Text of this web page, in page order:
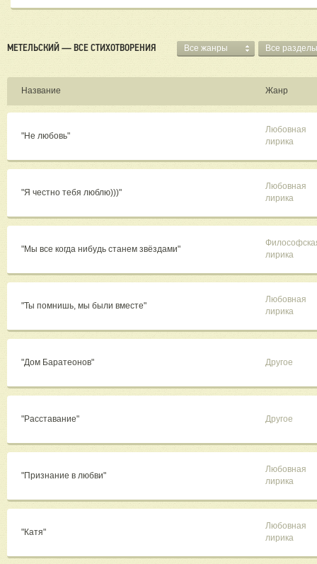
МЕТЕЛЬСКИЙ — ВСЕ СТИХОТВОРЕНИЯ Все жанры Все разделы
Название Жанр
"Не любовь"
Любовная
лирика
"Я честно тебя люблю)))"
Любовная
лирика
"Мы все когда нибудь станем звёздами"
лирика
"Ты помнишь, мы были вместе"
Любовная
лирика
"Дом Баратеонов" Другое
"Расставание" Другое
"Признание в любви"
Любовная
лирика
"Катя"
Любовная
лирика